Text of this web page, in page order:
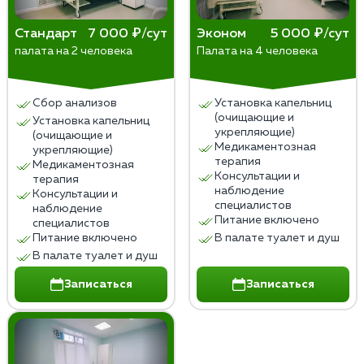
вызывает большее социальное негодование и
отторжение, что снижает шансы на помощь и
поддержку со стороны окружающих.
Стандарт 7 000 ₽/сут
палата на 2 человека
Сбор анализов
Установка капельниц
(очищающие и
укрепляющие)
Медикаментозная
терапия
Консультации и
наблюдение
специалистов
Питание включено
В палате туалет и душ
Записаться
Эконом 5 000 ₽/сут
Палата на 4 человека
Установка капельниц
(очищающие и
укрепляющие)
Медикаментозная
терапия
Консультации и
наблюдение
специалистов
Питание включено
В палате туалет и душ
Записаться